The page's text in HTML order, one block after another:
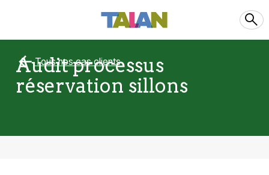
Tous nos cas clients
Audit processus
réservation sillons